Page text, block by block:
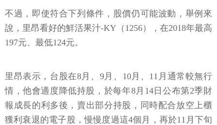
不過，即使符合下列條件，股價仍可能波動，舉例來
說，里昂看好的鮮活果汁-KY（1256），在2018年最高
197元、最低124元。
里昂表示，台股在8月、9月、10月、11月通常較無行
情，他會適度降低持股，於每年8月14日公布第2季財
報成長的利多後，賣出部分持股，同時配合放空上櫃
獲利衰退的電子股，慢慢度過這4個月，再於11月下旬